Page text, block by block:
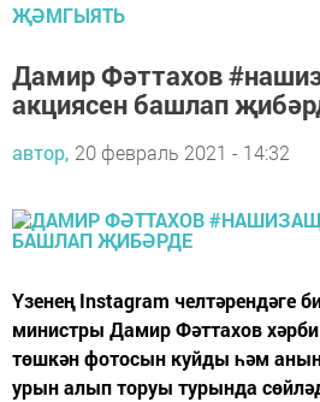
ҖӘМГЫЯТЬ
Дамир Фәттахов
акциясен башлап
автор, 20 февраль 2021 - 14:32
Үзенең Instagram челтәрендәге
министры Дамир Фәттахов хәрби
төшкән фотосын куйды һәм
урын алып торуы турында